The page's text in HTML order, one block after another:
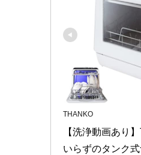
THANKO
【洗浄動画あり
いらずのタンク